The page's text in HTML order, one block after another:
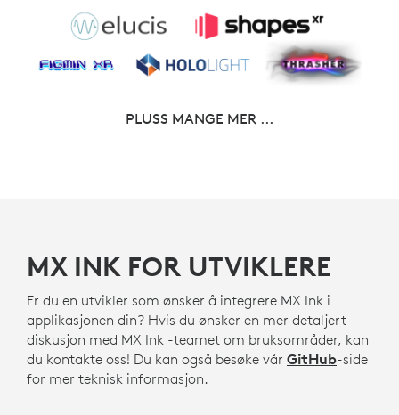
PLUSS MANGE MER ...
MX INK FOR UTVIKLERE
Er du en utvikler som ønsker å integrere MX Ink i
applikasjonen din? Hvis du ønsker en mer detaljert
diskusjon med MX Ink -teamet om bruksområder, kan
du kontakte oss! Du kan også besøke vår GitHub-side
for mer teknisk informasjon.